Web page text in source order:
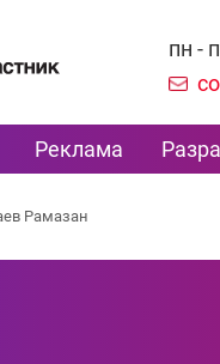
пн -
Реклама
Рамазан